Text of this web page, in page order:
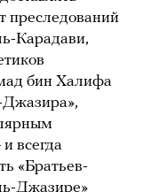
преследований
Карадави,
бин Халифа
Джазира»,
всегда
«Братьев-
Джазире»